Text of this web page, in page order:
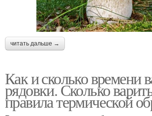
читать дальше →
Как и сколько времени
рядовки. Сколько
правила термической